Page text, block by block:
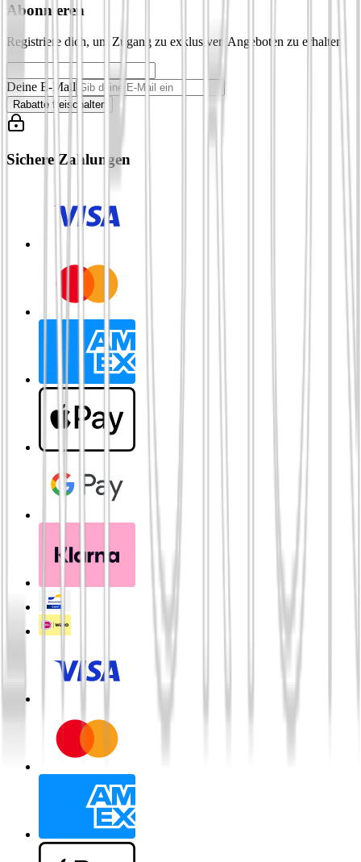
Abonnieren
Registriere dich, um Zugang zu exklusiven Angeboten zu erhalten
Deine E-Mail
Rabatte freischalten
Sichere Zahlungen